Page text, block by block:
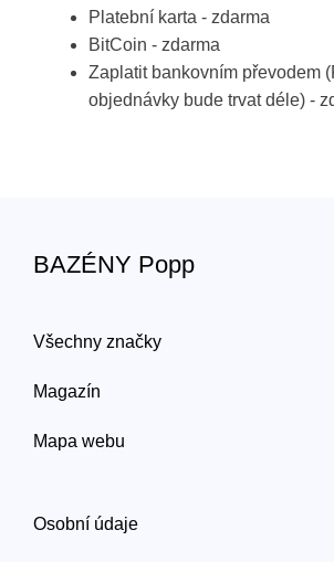
Platební karta - zdarma
BitCoin - zdarma
Zaplatit bankovním převodem
objednávky bude trvat déle) -
BAZÉNY Popp
Všechny značky
Magazín
Mapa webu
Osobní údaje